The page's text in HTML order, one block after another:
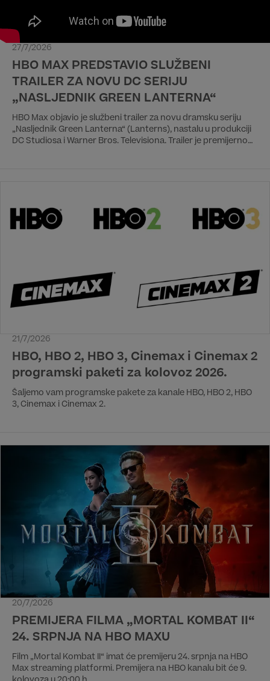
27/7/2026
HBO MAX PREDSTAVIO SLUŽBENI
TRAILER ZA NOVU DC SERIJU
„NASLJEDNIK GREEN LANTERNA“
HBO Max objavio je službeni trailer za novu dramsku seriju
„Nasljednik Green Lanterna“ (Lanterns), nastalu u produkciji
DC Studiosa i Warner Bros. Televisiona. Trailer je premijerno
21/7/2026
HBO, HBO 2, HBO 3, Cinemax i Cinemax 2
programski paketi za kolovoz 2026.
Šaljemo vam programske pakete za kanale HBO, HBO 2, HBO
3, Cinemax i Cinemax 2.
20/7/2026
PREMIJERA FILMA „MORTAL KOMBAT II“
24. SRPNJA NA HBO MAXU
Film „Mortal Kombat II“ imat će premijeru 24. srpnja na HBO
Max streaming platformi. Premijera na HBO kanalu bit će 9.